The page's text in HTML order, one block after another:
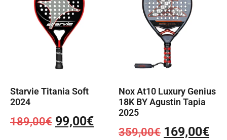
Starvie Titania Soft
2024
189,00€ 99,00€
Nox At10 Luxury Genius
18K BY Agustin Tapia
2025
359,00€ 169,00€